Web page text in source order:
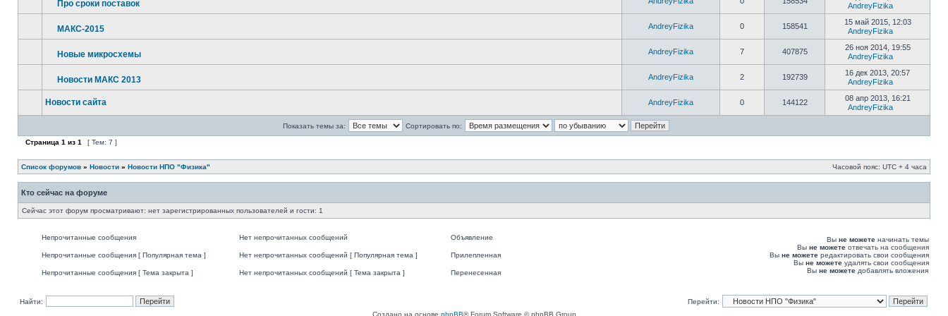
Про сроки поставок
AndreyFizika
МАКС-2015 AndreyFizika 0 158541
15 май 2015, 12:03
AndreyFizika
Новые микросхемы AndreyFizika 7 407875
26 ноя 2014, 19:55
AndreyFizika
Новости МАКС 2013 AndreyFizika 2 192739
16 дек 2013, 20:57
AndreyFizika
Новости сайта AndreyFizika 0 144122
08 апр 2013, 16:21
AndreyFizika
Показать темы за: Сортировать по:
Страница 1 из 1 [ Тем: 7 ]
Список форумов » Новости » Новости НПО "Физика" Часовой пояс: UTC + 4 часа
Кто сейчас на форуме
Сейчас этот форум просматривают: нет зарегистрированных пользователей и гости: 1
Непрочитанные сообщения Нет непрочитанных сообщений Объявление
Непрочитанные сообщения [ Популярная тема ] Нет непрочитанных сообщений [ Популярная тема ] Прилепленная
Непрочитанные сообщения [ Тема закрыта ] Нет непрочитанных сообщений [ Тема закрыта ] Перенесенная
Вы не можете начинать темы
Вы не можете отвечать на сообщения
Вы не можете редактировать свои сообщения
Вы не можете удалять свои сообщения
Вы не можете добавлять вложения
Найти:
Перейти:
Создано на основе phpBB® Forum Software © phpBB Group